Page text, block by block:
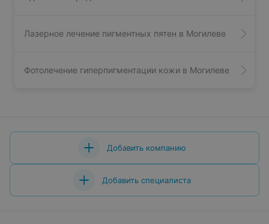
Лазерное лечение пигментных пятен в Могилеве
Фотолечение гиперпигментации кожи в Могилеве
Добавить компанию
Добавить специалиста